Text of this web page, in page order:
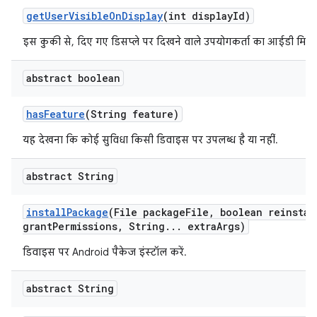
getUserVisibleOnDisplay(int displayId)
इस कुकी से, दिए गए डिसप्ले पर दिखने वाले उपयोगकर्ता का आईडी
abstract boolean
hasFeature(String feature)
यह देखना कि कोई सुविधा किसी डिवाइस पर उपलब्ध है या नहीं.
abstract String
installPackage(File packageFile ,
boolean
grantPermissions, String . . . extraArgs)
डिवाइस पर Android पैकेज इंस्टॉल करें.
abstract String